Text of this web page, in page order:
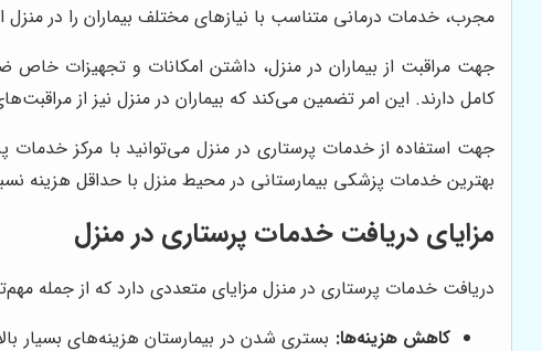
مجرب، خدمات درمانی متناسب با نیازهای مختلف بیماران را در منزل
جهت مراقبت از بیماران در منزل، داشتن امکانات و تجهیزات خاص
کامل دارند. این امر تضمین می‌کند که بیماران در منزل نیز از
جهت استفاده از خدمات پرستاری در منزل می‌توانید با مرکز خدمات
بهترین خدمات پزشکی بیمارستانی در محیط منزل با حداقل هزینه
مزایای دریافت خدمات پرستاری در منزل
دریافت خدمات پرستاری در منزل مزایای متعددی دارد که از جمله
کاهش هزینه‌ها: بستری شدن در بیمارستان هزینه‌های بسیار